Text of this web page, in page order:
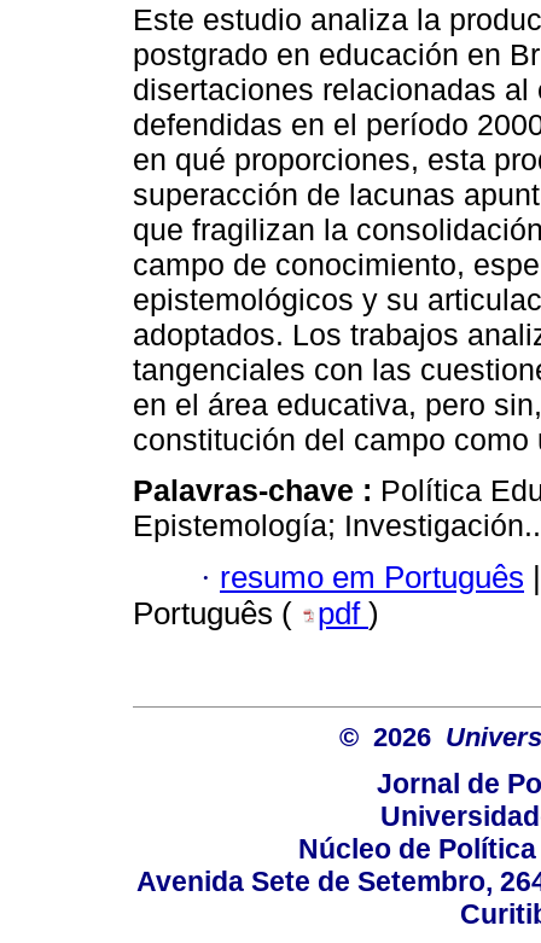
Este estudio analiza la
postgrado en educación en
disertaciones relacionadas
defendidas en el período
en qué proporciones, esta
superacción de lacunas
que fragilizan la
campo de conocimiento,
epistemológicos y su
adoptados. Los trabajos
tangenciales con las
en el área educativa, pero
constitución del campo
Palavras-chave : Política
Epistemología; Investigación..
· resumo em Português |
Português (
pdf )
© 2026
Jornal de
Núcleo de
Avenida Sete de Setembro,